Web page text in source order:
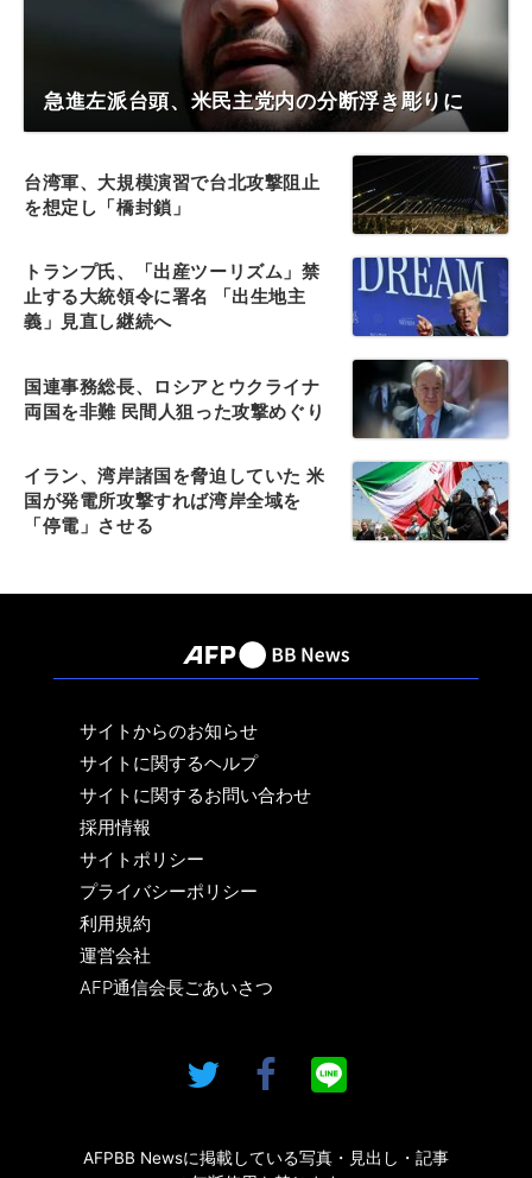
急進左派台頭、米民主党内の分断浮き彫りに
台湾軍、大規模演習で台北攻撃阻止
を想定し「橋封鎖」
トランプ氏、「出産ツーリズム」禁
止する大統領令に署名 「出生地主
義」見直し継続へ
国連事務総長、ロシアとウクライナ
両国を非難 民間人狙った攻撃めぐり
イラン、湾岸諸国を脅迫していた 米
国が発電所攻撃すれば湾岸全域を
「停電」させる
サイトからのお知らせ
サイトに関するヘルプ
サイトに関するお問い合わせ
採用情報
サイトポリシー
プライバシーポリシー
利用規約
運営会社
AFP通信会長ごあいさつ
AFPBB Newsに掲載している写真・見出し・記事